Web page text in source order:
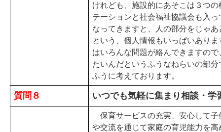
けれども、施設的にあそこは３つ
テーションと社会福祉協議会も入
なってきますと、人の部分をじゃ
という、個人情報もいっぱいあり
はいろんな問題が絡んできますの
たいんだというふうなねらいの部
ふうに考えております。
質問８ いつでも気軽に集まり相談・
保育サービスの充実、安心して子
や交流を通じて家庭の育児能力を